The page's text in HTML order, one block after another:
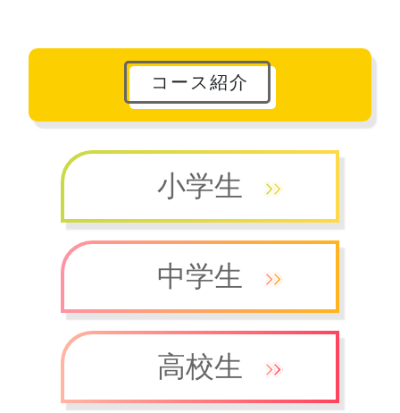
コース紹介
小学生
中学生
高校生